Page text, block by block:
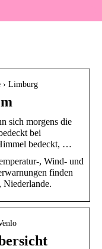
› Limburg
sich morgens die
bei
bedeckt, …
, Wind- und
finden
Niederlande.